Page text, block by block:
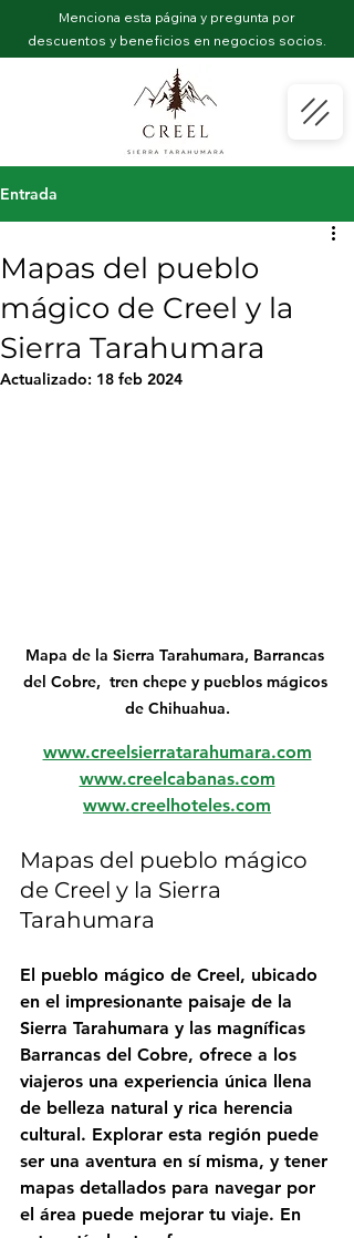
Menciona esta página y pregunta por
descuentos y beneficios en negocios socios.
Entrada
Mapas del pueblo
mágico de Creel y la
Sierra Tarahumara
Actualizado: 18 feb 2024
Mapa de la Sierra Tarahumara, Barrancas
del Cobre,  tren chepe y pueblos mágicos
de Chihuahua.
www.creelsierratarahumara.com
www.creelcabanas.com
www.creelhoteles.com
Mapas del pueblo mágico
de Creel y la Sierra
Tarahumara
El pueblo mágico de Creel, ubicado
en el impresionante paisaje de la
Sierra Tarahumara y las magníficas
Barrancas del Cobre, ofrece a los
viajeros una experiencia única llena
de belleza natural y rica herencia
cultural. Explorar esta región puede
ser una aventura en sí misma, y tener
mapas detallados para navegar por
el área puede mejorar tu viaje. En